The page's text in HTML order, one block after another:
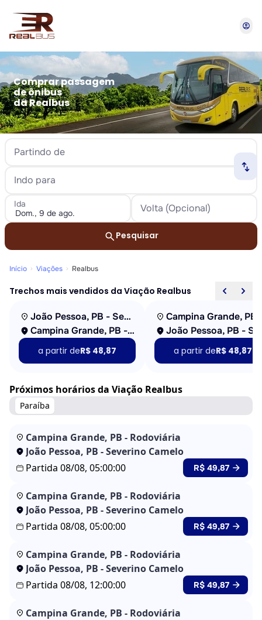
account_circle
Comprar passagem
de ônibus
da Realbus
Partindo de
Indo para
swap_horiz
Ida Volta (Opcional)
search Pesquisar
Início Viações Realbus
Trechos mais vendidos da Viação Realbus
João Pessoa, PB - Severino Camelo
Campina Grande, PB - Rodoviária
a partir deR$ 48,87 a partir deR$ 48,87
Próximos horários da Viação Realbus
Paraíba
Campina Grande, PB - Rodoviária
João Pessoa, PB - Severino Camelo
Partida 08/08, 05:00:00
R$ 49,87
Campina Grande, PB - Rodoviária
João Pessoa, PB - Severino Camelo
Partida 08/08, 05:00:00
R$ 49,87
Campina Grande, PB - Rodoviária
João Pessoa, PB - Severino Camelo
Partida 08/08, 12:00:00
R$ 49,87
Campina Grande, PB - Rodoviária